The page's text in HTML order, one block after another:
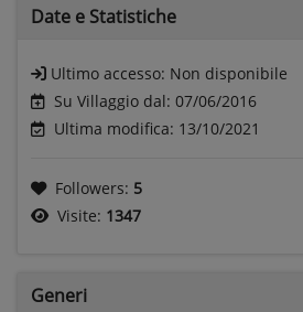
Date e Statistiche
Ultimo accesso: Non disponibile
Su Villaggio dal: 07/06/2016
Ultima modifica: 13/10/2021
Followers: 5
Visite: 1347
Generi